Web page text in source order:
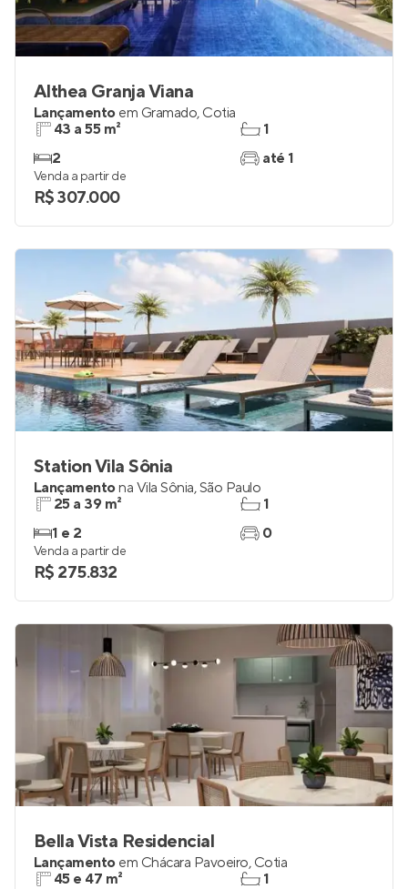
Althea Granja Viana
Lançamento em Gramado, Cotia
43 a 55 m²
2
1
até 1
Venda a partir de
R$ 307.000
Station Vila Sônia
Lançamentona Vila Sônia,São Paulo
25 a 39 m²
1 e 2
1
0
Venda a partir de
R$ 275.832
Bella Vista Residencial
Lançamento em Chácara Pavoeiro, Cotia
45 e 47 m²
1